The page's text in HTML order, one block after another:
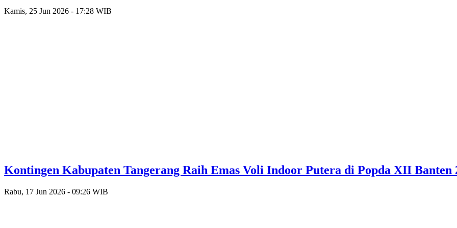
Kamis, 25 Jun 2026 - 17:28 WIB
Kontingen Kabupaten Tangerang Raih Emas Voli Indoor Putera di Popda XII Banten
Rabu, 17 Jun 2026 - 09:26 WIB